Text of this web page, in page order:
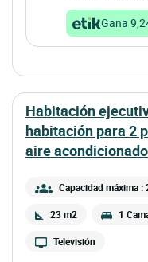
Gana
habitación ejecutiva - sin aire acondicionado
habitación para 2
aire acondicionado
Capacidad máxima :
23 m2 1
Televisión